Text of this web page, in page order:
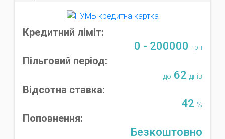
Кредитний ліміт:
0 - 200000 грн
Пільговий період:
до 62 днів
Відсотна ставка:
42 %
Поповнення:
Безкоштовно